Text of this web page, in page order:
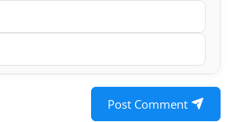
Post Comment